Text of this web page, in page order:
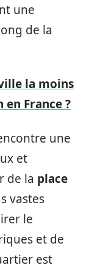
une
de la
la moins
France ?
une
et
de la place
vastes
le
et de
est